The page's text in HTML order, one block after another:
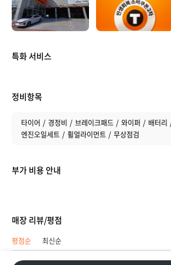
특화 서비스
정비항목
타이어 경정비 브레이크패드 와이퍼 배터리
엔진오일세트
휠얼라이먼트 무상점검
부가 비용 안내
매장 리뷰/평점
평점순 최신순
취소하기